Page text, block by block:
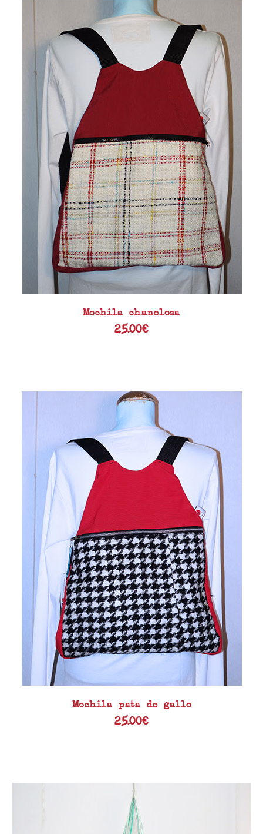
Mochila chanelosa
25.00€
Mochila pata de gallo
25.00€